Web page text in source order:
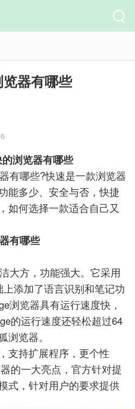
器有哪些
浏览器有哪些
哪些?快速是一款浏览器
能多少、安全与否，快捷
如何选择一款适合自己又
有哪些
方，功能强大。它采用
添加了语言识别和笔记功
浏览器具有运行速度快，
的运行速度还轻松超过64
浏览器。
持扩展程序，更个性
的一大亮点，官方针对提
式，针对用户的要求提供